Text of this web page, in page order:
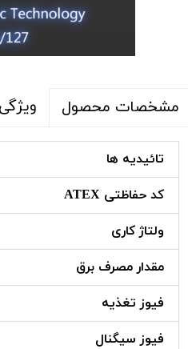
مشخصات محصول
تائیدیه ها
کد حفاظتی ATEX
ولتاژ کاری
مقدار مصرف برق
فیوز تغذیه
فیوز سیگنال